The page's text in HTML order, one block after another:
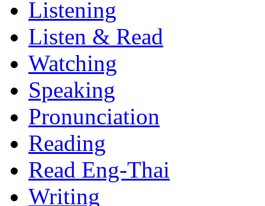
Listening
Listen & Read
Watching
Speaking
Pronunciation
Reading
Read Eng-Thai
Writing